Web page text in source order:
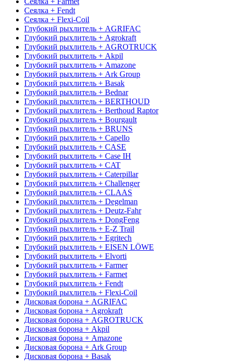
Сеялка + Fendt
Сеялка + Flexi-Coil
Глубокий рыхлитель + AGRIFAC
Глубокий рыхлитель + Agrokraft
Глубокий рыхлитель + AGROTRUCK
Глубокий рыхлитель + Akpil
Глубокий рыхлитель + Amazone
Глубокий рыхлитель + Ark Group
Глубокий рыхлитель + Basak
Глубокий рыхлитель + Bednar
Глубокий рыхлитель + BERTHOUD
Глубокий рыхлитель + Berthoud Raptor
Глубокий рыхлитель + Bourgault
Глубокий рыхлитель + BRUNS
Глубокий рыхлитель + Capello
Глубокий рыхлитель + CASE
Глубокий рыхлитель + Case IH
Глубокий рыхлитель + CAT
Глубокий рыхлитель + Caterpillar
Глубокий рыхлитель + Challenger
Глубокий рыхлитель + CLAAS
Глубокий рыхлитель + Degelman
Глубокий рыхлитель + Deutz-Fahr
Глубокий рыхлитель + DongFeng
Глубокий рыхлитель + E-Z Trail
Глубокий рыхлитель + Egritech
Глубокий рыхлитель + EISEN LÖWE
Глубокий рыхлитель + Elvorti
Глубокий рыхлитель + Farmer
Глубокий рыхлитель + Farmet
Глубокий рыхлитель + Fendt
Глубокий рыхлитель + Flexi-Coil
Дисковая борона + AGRIFAC
Дисковая борона + Agrokraft
Дисковая борона + AGROTRUCK
Дисковая борона + Akpil
Дисковая борона + Amazone
Дисковая борона + Ark Group
Дисковая борона + Basak